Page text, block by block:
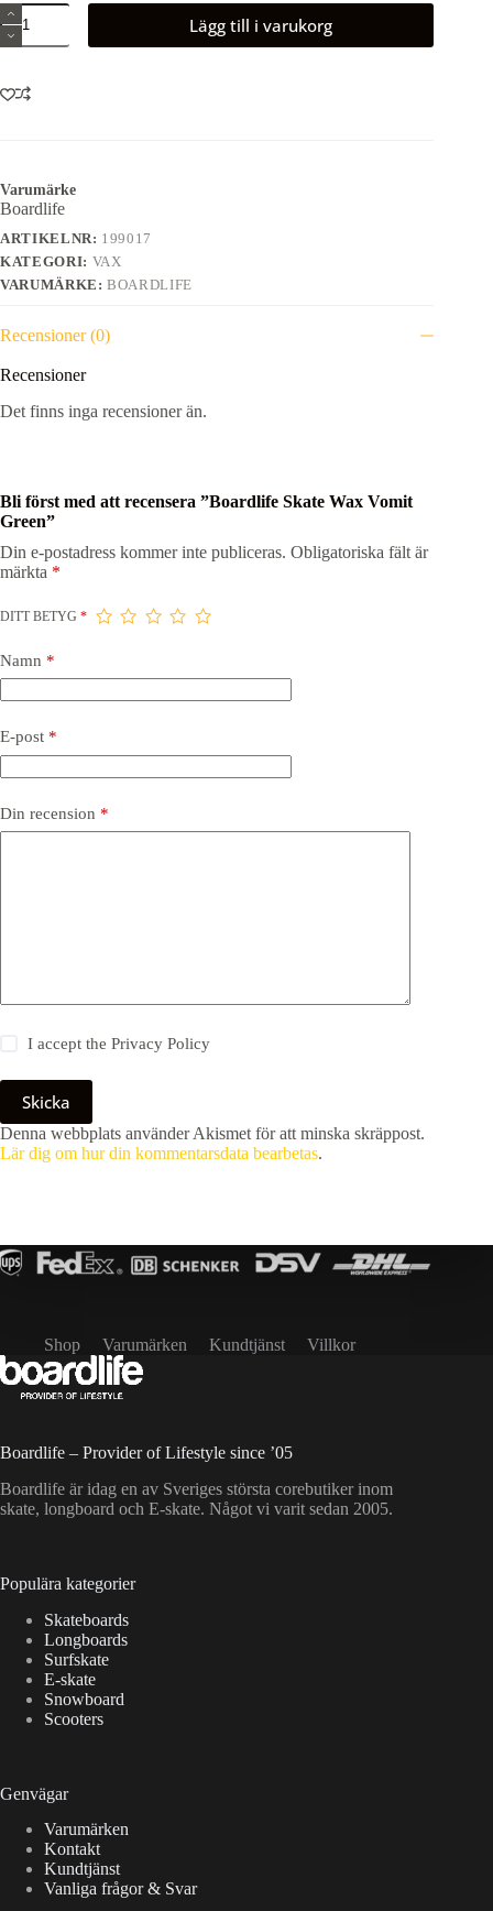
Boardlife
Skate
Wax
Green
mängd
Lägg till i varukorg
Varumärke
Boardlife
ARTIKELNR: 199017
KATEGORI: VAX
VARUMÄRKE:BOARDLIFE
Recensioner (0)
Recensioner
Det finns inga recensioner än.
Bli först med att recensera ”Boardlife Skate Wax Vomit
Green”
Din e-postadress kommer inte publiceras. Obligatoriska fält är
märkta *
DITT BETYG *
Namn *
E-post *
Din recension *
I accept thePrivacy Policy
Skicka
Denna webbplats använder Akismet för att minska skräppost.
Lär dig om hur din kommentarsdata bearbetas.
Shop Varumärken Kundtjänst Villkor
Boardlife – Provider of Lifestyle since ’05
Boardlife är idag en av Sveriges största corebutiker inom
skate, longboard och E-skate. Något vi varit sedan 2005.
Populära kategorier
Skateboards
Longboards
Surfskate
E-skate
Snowboard
Scooters
Genvägar
Varumärken
Kontakt
Kundtjänst
Vanliga frågor & Svar